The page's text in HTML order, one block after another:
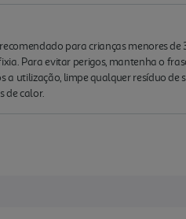
para crianças menores de
Para evitar perigos, mantenha o
utilização, limpe qualquer resíduo
de calor.